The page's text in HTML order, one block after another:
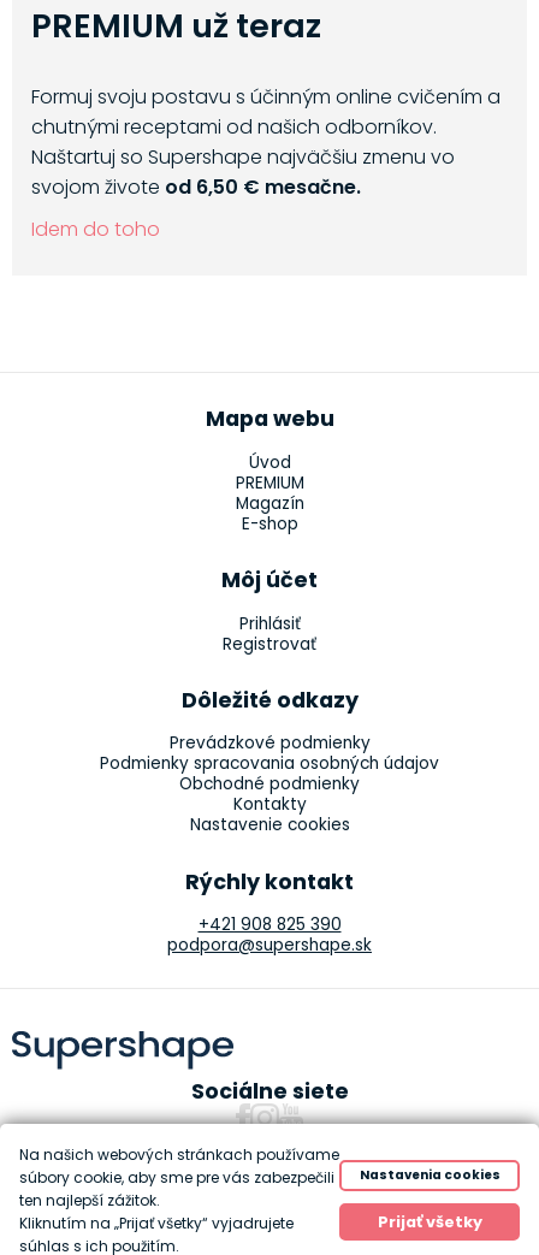
PREMIUM už teraz
Formuj svoju postavu s účinným online cvičením a
chutnými receptami od našich odborníkov.
Naštartuj so Supershape najväčšiu zmenu vo
svojom živote od 6,50 € mesačne.
Idem do toho
Mapa webu
Úvod
PREMIUM
Magazín
E-shop
Môj účet
Prihlásiť
Registrovať
Dôležité odkazy
Prevádzkové podmienky
Podmienky spracovania osobných údajov
Obchodné podmienky
Kontakty
Nastavenie cookies
Rýchly kontakt
+421 908 825 390
podpora@supershape.sk
Sociálne siete
Copyright 2010-2026 Supershape
Created byAnawe
Na našich webových stránkach používame
súbory cookie, aby sme pre vás zabezpečili
ten najlepší zážitok.
Kliknutím na „Prijať všetky“ vyjadrujete
súhlas s ich použitím.
Nastavenia cookies
Prijať všetky